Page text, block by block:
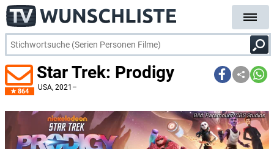
864
Star Trek: Prodigy
USA, 2021–
Paramount/CBS Studios